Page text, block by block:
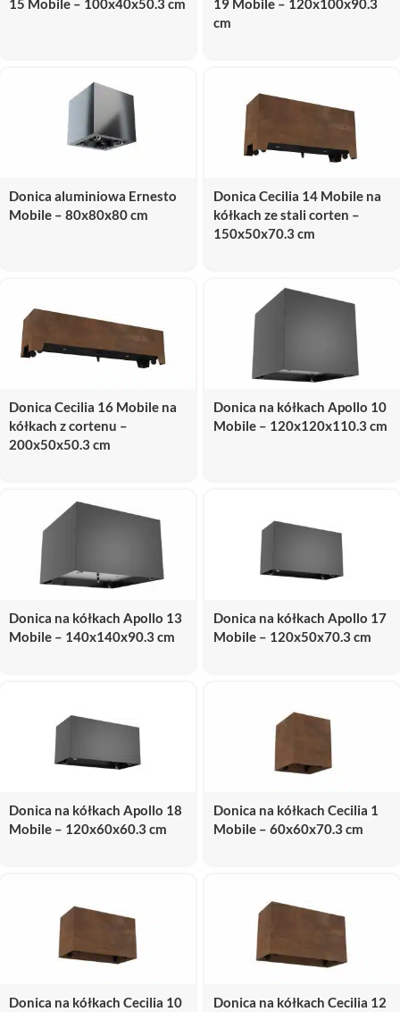
Twoje oczekiwania.
15 Mobile – 100x40x50.3 cm
19 Mobile – 120x100x90.3
cm
Donica aluminiowa Ernesto
Mobile – 80x80x80 cm
Donica Cecilia 14 Mobile na
kółkach ze stali corten –
150x50x70.3 cm
Donica Cecilia 16 Mobile na
kółkach z cortenu –
200x50x50.3 cm
Donica na kółkach Apollo 10
Mobile – 120x120x110.3 cm
Donica na kółkach Apollo 13
Mobile – 140x140x90.3 cm
Donica na kółkach Apollo 17
Mobile – 120x50x70.3 cm
Donica na kółkach Apollo 18
Mobile – 120x60x60.3 cm
Donica na kółkach Cecilia 1
Mobile – 60x60x70.3 cm
Donica na kółkach Cecilia 10
Donica na kółkach Cecilia 12